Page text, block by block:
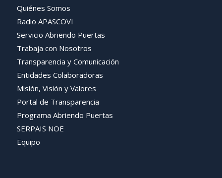
Quiénes Somos
Radio APASCOVI
Servicio Abriendo Puertas
Trabaja con Nosotros
Transparencia y Comunicación
Entidades Colaboradoras
Misión, Visión y Valores
Portal de Transparencia
Programa Abriendo Puertas
SERPAIS NOE
Equipo